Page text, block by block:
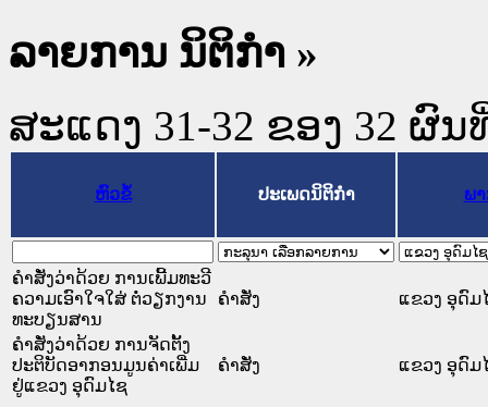
ລາຍການ ນິຕິກໍາ »
ສະແດງ 31-32 ຂອງ 32 ຜົນ
ຫົວຂໍ້ ປະເພດນິຕິກຳ ພ
ຄຳສັ່ງວ່າດ້ວຍ ການເພີ້ມທະວີ
ຄວາມເອົາໃຈໃສ່ ຕໍ່ວຽກງານ
ທະບຽນສານ
ຄໍາສັ່ງ ແຂວງ ອຸດົມ
ຄຳສັ່ງວ່າດ້ວຍ ການຈັດຕັ້ງ
ປະຕິບັດອາກອນມູນຄ່າເພີ່ມ
ຢູ່ແຂວງ ອຸດົມໄຊ
ຄໍາສັ່ງ ແຂວງ ອຸດົມ